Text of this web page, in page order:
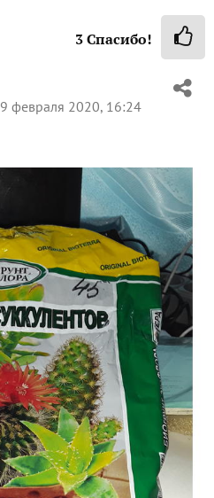
3Спасибо!
9 февраля 2020, 16:24